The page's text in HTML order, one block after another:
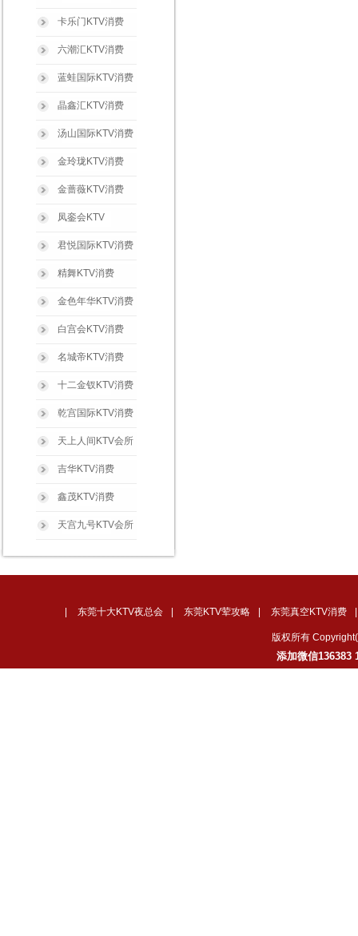
卡乐门KTV消费
六潮汇KTV消费
蓝蛙国际KTV消费
晶鑫汇KTV消费
汤山国际KTV消费
金玲珑KTV消费
金蔷薇KTV消费
凤銮会KTV
君悦国际KTV消费
精舞KTV消费
金色年华KTV消费
白宫会KTV消费
名城帝KTV消费
十二金钗KTV消费
乾宫国际KTV消费
天上人间KTV会所
吉华KTV消费
鑫茂KTV消费
天宫九号KTV会所
东莞十大KTV夜总会 东莞KTV荤攻略 东莞真空KTV消费
版权所有
添加微信136383